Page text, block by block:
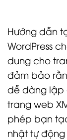
Hướng dẫn
WordPress
dung cho
đảm bảo
dễ dàng lập
trang web
phép bạn
nhật tự